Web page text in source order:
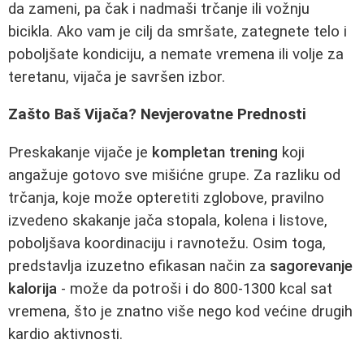
da zameni, pa čak i nadmaši trčanje ili vožnju
bicikla. Ako vam je cilj da smršate, zategnete telo i
poboljšate kondiciju, a nemate vremena ili volje za
teretanu, vijača je savršen izbor.
Zašto Baš Vijača? Nevjerovatne Prednosti
Preskakanje vijače je kompletan trening koji
angažuje gotovo sve mišićne grupe. Za razliku od
trčanja, koje može opteretiti zglobove, pravilno
izvedeno skakanje jača stopala, kolena i listove,
poboljšava koordinaciju i ravnotežu. Osim toga,
predstavlja izuzetno efikasan način za sagorevanje
kalorija - može da potroši i do 800-1300 kcal sat
vremena, što je znatno više nego kod većine drugih
kardio aktivnosti.